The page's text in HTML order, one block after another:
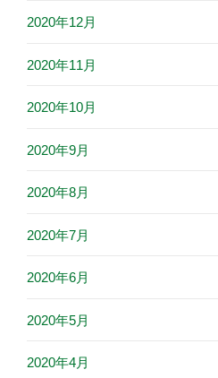
2020年12月
2020年11月
2020年10月
2020年9月
2020年8月
2020年7月
2020年6月
2020年5月
2020年4月